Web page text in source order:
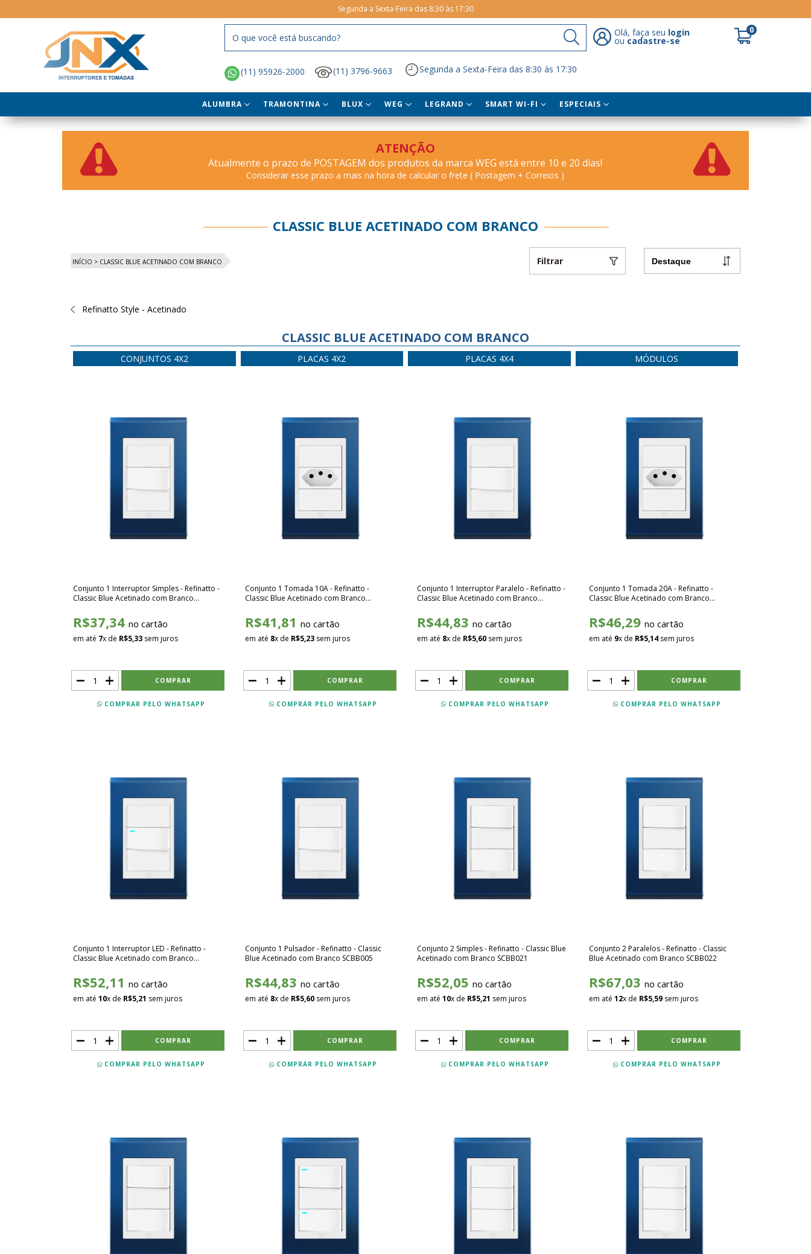
Segunda a Sexta-Feira das 8:30 às 17:30
(11) 95926-2000 (11) 3796-9663 Segunda a Sexta-Feira das 8:30 às 17:30
Olá, faça seu login
ou cadastre-se
0
ALUMBRA TRAMONTINA BLUX WEG LEGRAND SMART WI-FI ESPECIAIS
ATENÇÃO
Atualmente o prazo de POSTAGEM dos produtos da marca WEG está entre 10 e 20 dias!
Considerar esse prazo a mais na hora de calcular o frete ( Postagem + Correios )
CLASSIC BLUE ACETINADO COM BRANCO
INÍCIO > CLASSIC BLUE ACETINADO COM BRANCO Filtrar
Refinatto Style - Acetinado
CLASSIC BLUE ACETINADO COM BRANCO
CONJUNTOS 4X2 PLACAS 4X2 PLACAS 4X4 MÓDULOS
Conjunto 1 Interruptor Simples - Refinatto -
Classic Blue Acetinado com Branco
R$37,34 no cartão
em até 7x de R$5,33 sem juros
COMPRAR PELO WHATSAPP
Conjunto 1 Tomada 10A - Refinatto -
Classic Blue Acetinado com Branco
R$41,81 no cartão
em até 8x de R$5,23 sem juros
COMPRAR PELO WHATSAPP
Conjunto 1 Interruptor Paralelo - Refinatto -
Classic Blue Acetinado com Branco
R$44,83 no cartão
em até 8x de R$5,60 sem juros
COMPRAR PELO WHATSAPP
Conjunto 1 Tomada 20A - Refinatto -
Classic Blue Acetinado com Branco
R$46,29 no cartão
em até 9x de R$5,14 sem juros
COMPRAR PELO WHATSAPP
Conjunto 1 Interruptor LED - Refinatto -
Classic Blue Acetinado com Branco
R$52,11 no cartão
em até 10x de R$5,21 sem juros
COMPRAR PELO WHATSAPP
Conjunto 1 Pulsador - Refinatto - Classic
Blue Acetinado com Branco SCBB005
R$44,83 no cartão
em até 8x de R$5,60 sem juros
COMPRAR PELO WHATSAPP
Conjunto 2 Simples - Refinatto - Classic Blue
Acetinado com Branco SCBB021
R$52,05 no cartão
em até 10x de R$5,21 sem juros
COMPRAR PELO WHATSAPP
Conjunto 2 Paralelos - Refinatto - Classic
Blue Acetinado com Branco SCBB022
R$67,03 no cartão
em até 12x de R$5,59 sem juros
COMPRAR PELO WHATSAPP